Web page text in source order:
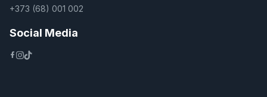
+373 (68) 001 002
Social Media